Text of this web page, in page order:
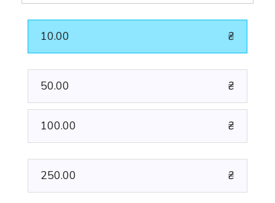
10.00 ₴
50.00 ₴
100.00 ₴
250.00 ₴